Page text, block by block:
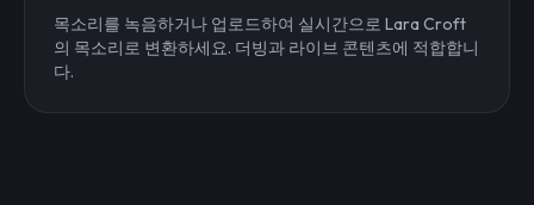
목소리를 녹음하거나 업로드하여 실시간으로 Lara Croft
의 목소리로 변환하세요. 더빙과 라이브 콘텐츠에 적합합니
다.